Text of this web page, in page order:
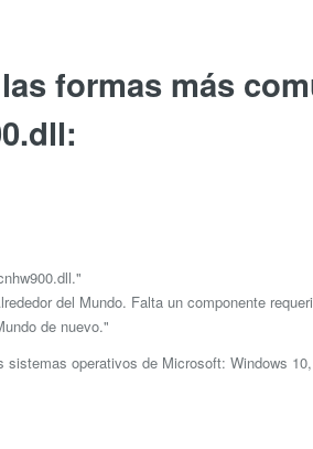
formas más
del Mundo. Falta un componente
de nuevo."
operativos de Microsoft: Windows